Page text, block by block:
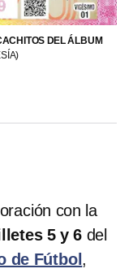
DEL ÁLBUM
con la
5 y 6 del
de Fútbol ,